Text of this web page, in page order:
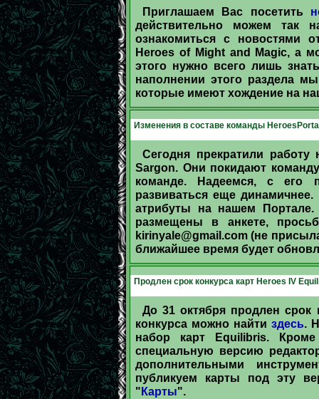
Приглашаем Вас посетить
действительно можем так
ознакомиться с новостями
Heroes of Might and Magic, а
этого нужно всего лишь
наполнении этого раздела
которые имеют хождение на
Изменения в составе команды
Сегодня прекратили
Sargon. Они покидают
команде. Надеемся, с его
развиваться еще
атрибуты на нашем
размещены в анкете,
kirinyale@gmail.com (не
ближайшее время будет
Продлен срок конкурса карт Heroes IV
До 31 октября продлен срок
конкурса можно найти здесь.
набор карт Equilibris.
специальную версию
дополнительными
публикуем карты под эту
"Карты".